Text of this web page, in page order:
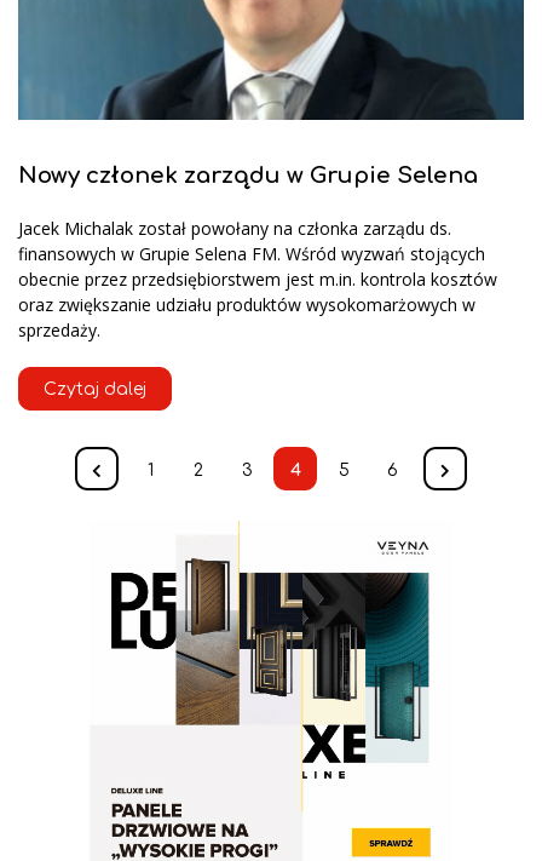
Nowy członek zarządu w Grupie Selena
Jacek Michalak został powołany na członka zarządu ds.
finansowych w Grupie Selena FM. Wśród wyzwań stojących
obecnie przez przedsiębiorstwem jest m.in. kontrola kosztów
oraz zwiększanie udziału produktów wysokomarżowych w
sprzedaży.
Czytaj dalej
1 2 3 4 5 6